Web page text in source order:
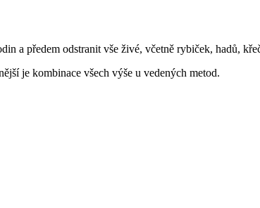
a předem odstranit vše živé, včetně rybiček, hadů,
je kombinace všech výše u vedených metod.